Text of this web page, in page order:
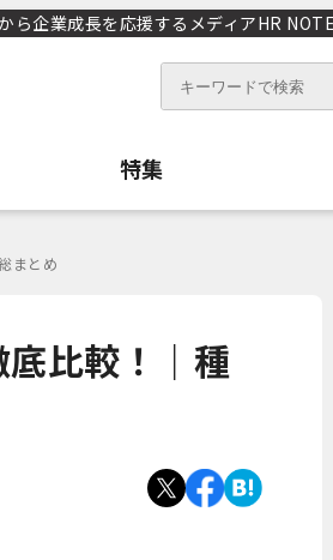
ら企業成長を応援するメディアHR NOTE
特集
まとめ
比較！｜種